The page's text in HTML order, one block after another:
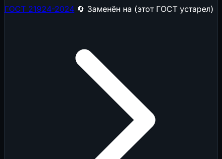
ГОСТ 21924-2024 🔄 Заменён на (этот ГОСТ устарел)